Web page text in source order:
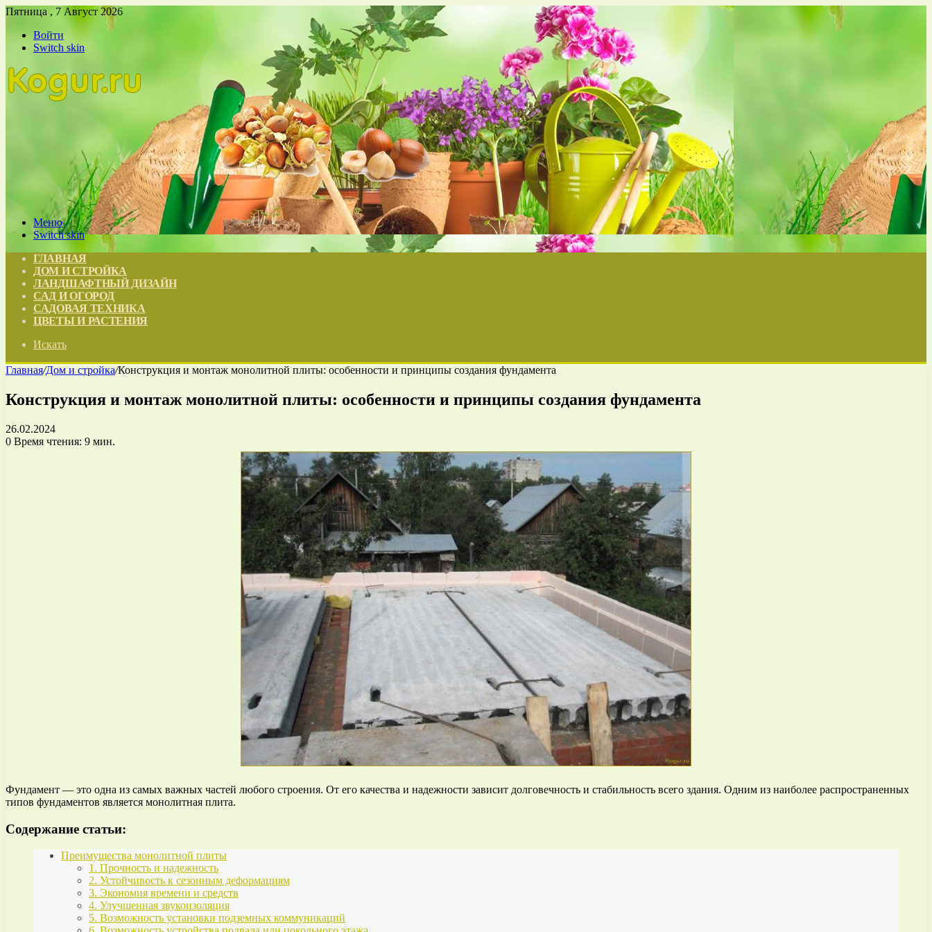
Пятница , 7 Август 2026
Войти
Switch skin
Меню
Switch skin
ГЛАВНАЯ
ДОМ И СТРОЙКА
ЛАНДШАФТНЫЙ ДИЗАЙН
САД И ОГОРОД
САДОВАЯ ТЕХНИКА
ЦВЕТЫ И РАСТЕНИЯ
Искать
Главная/Дом и стройка/Конструкция и монтаж монолитной плиты: особенности и принципы создания фундамента
Конструкция и монтаж монолитной плиты: особенности и принципы создания фундамента
26.02.2024
0 Время чтения: 9 мин.
Фундамент — это одна из самых важных частей любого строения. От его качества и надежности зависит долговечность и стабильность всего здания. Одним из наиболее распространенных
типов фундаментов является монолитная плита.
Содержание статьи:
Преимущества монолитной плиты
1. Прочность и надежность
2. Устойчивость к сезонным деформациям
3. Экономия времени и средств
4. Улучшенная звукоизоляция
5. Возможность установки подземных коммуникаций